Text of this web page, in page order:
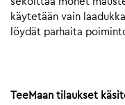
käytetään vain
löydät parhaita
TeeMaan tilaukset